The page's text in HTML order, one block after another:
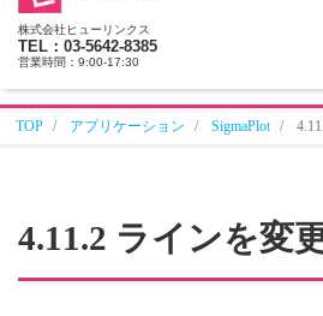
株式会社ヒューリンクス
TEL：03-5642-8385
営業時間：9:00-17:30
TOP アプリケーション SigmaPlot
4.11.2 ラインを変